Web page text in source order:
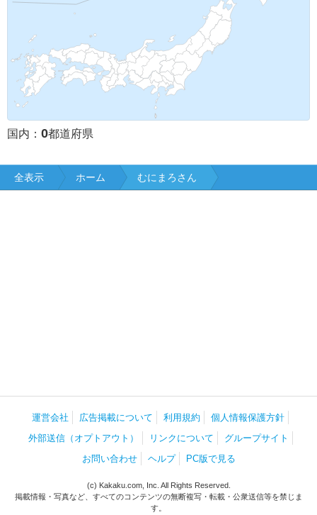
国内： 0都道府県
全表示 ホーム むにまろさん
運営会社 広告掲載について 利用規約
個人情報保護方針
外部送信（オプトアウト）
リンクについて
グループサイト
お問い合わせ
ヘルプ PC版で見る
(c) Kakaku.com, Inc. All Rights Reserved.
掲載情報・写真など、すべてのコンテンツの無断複写・転載・公衆送信等を禁じま
す。